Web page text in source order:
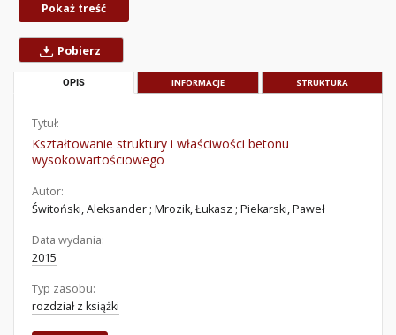
Pokaż treść
Pobierz
OPIS INFORMACJE STRUKTURA
Tytuł:
Kształtowanie struktury i właściwości betonu
wysokowartościowego
Autor:
Świtoński, Aleksander ; Mrozik, Łukasz ; Piekarski, Paweł
Data wydania:
2015
Typ zasobu:
rozdział z książki